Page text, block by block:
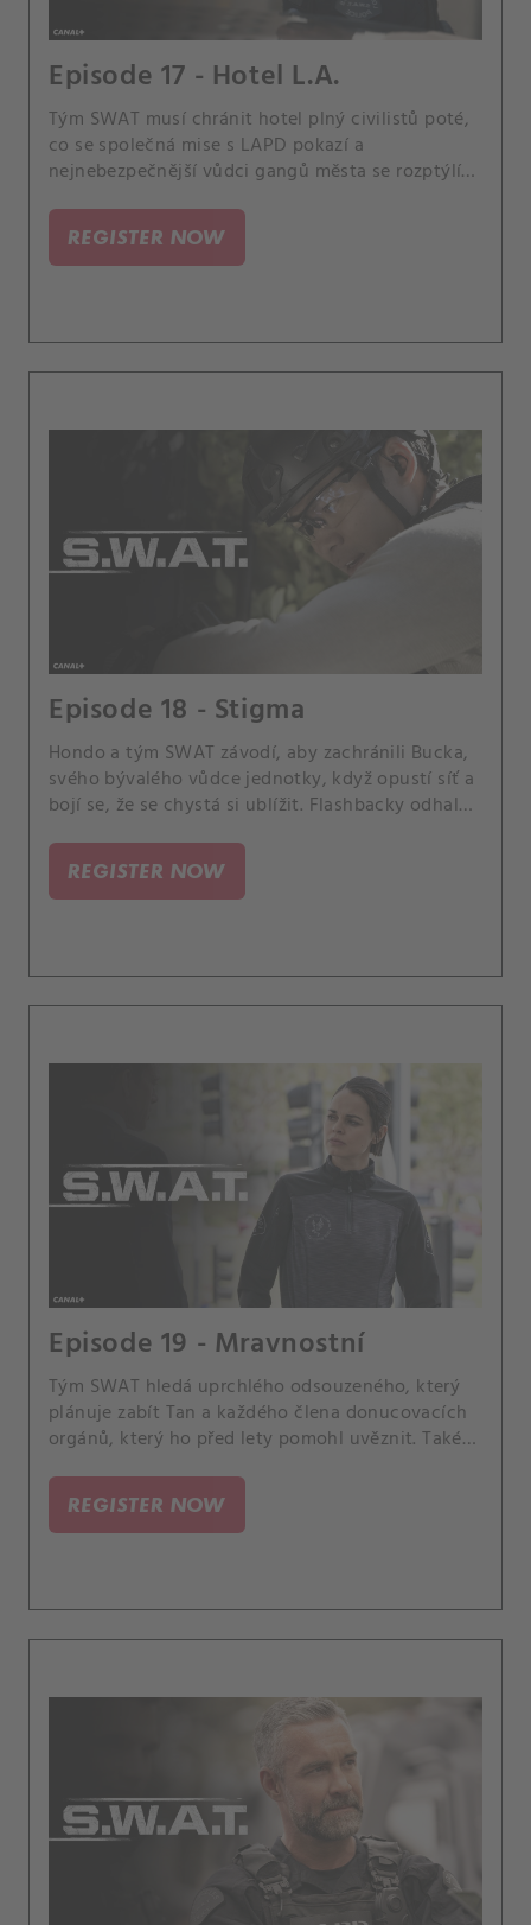
Episode 17 - Hotel L.A.
Tým SWAT musí chránit hotel plný civilistů poté,
co se společná mise s LAPD pokazí a
nejnebezpečnější vůdci gangů města se rozptýlí
koordinaci mise týmu je také komplikovaná, když
jeho bratr Terry, reportér na volné noze, překročí
policejní linie kvůli záběrům.
REGISTER NOW
Episode 18 - Stigma
Hondo a tým SWAT závodí, aby zachránili Bucka,
svého bývalého vůdce jednotky, když opustí síť a
bojí se, že se chystá si ublížit. Flashbacky odhalují
nejbrutálnějších misí týmu, protože každý člen
týmu dostává poradenství a diskutuje o
nevýslovných duševních a emocionálních
REGISTER NOW
Episode 19 - Mravnostní
Tým SWAT hledá uprchlého odsouzeného, ​​který
plánuje zabít Tan a každého člena donucovacích
orgánů, který ho před lety pomohl uvěznit. Také
mladého muže, kterého kvůli jeho mocnému otci
propustí, a překvapivá návštěva sestry Hondy,
Winnie, vyvíjí tlak na jeho vztah s Nichelle.
REGISTER NOW